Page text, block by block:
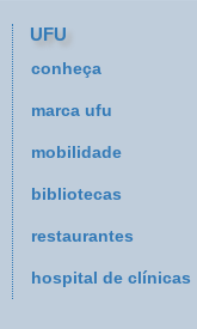
UFU
conheça
marca ufu
mobilidade
bibliotecas
restaurantes
hospital de clínicas